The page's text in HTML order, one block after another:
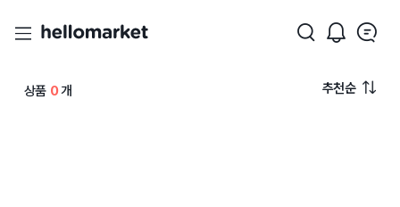
상품 0개 추천순